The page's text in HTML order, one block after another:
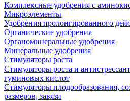
Комплексные удобрения с
Микроэлементы
Удобрения пролонгированного
Органические удобрения
Органоминеральные удобрения
Минеральные удобрения
Стимуляторы роста
Стимуляторы роста и
гуминовых кислот
Стимуляторы плодообразования,
размеров, завязи